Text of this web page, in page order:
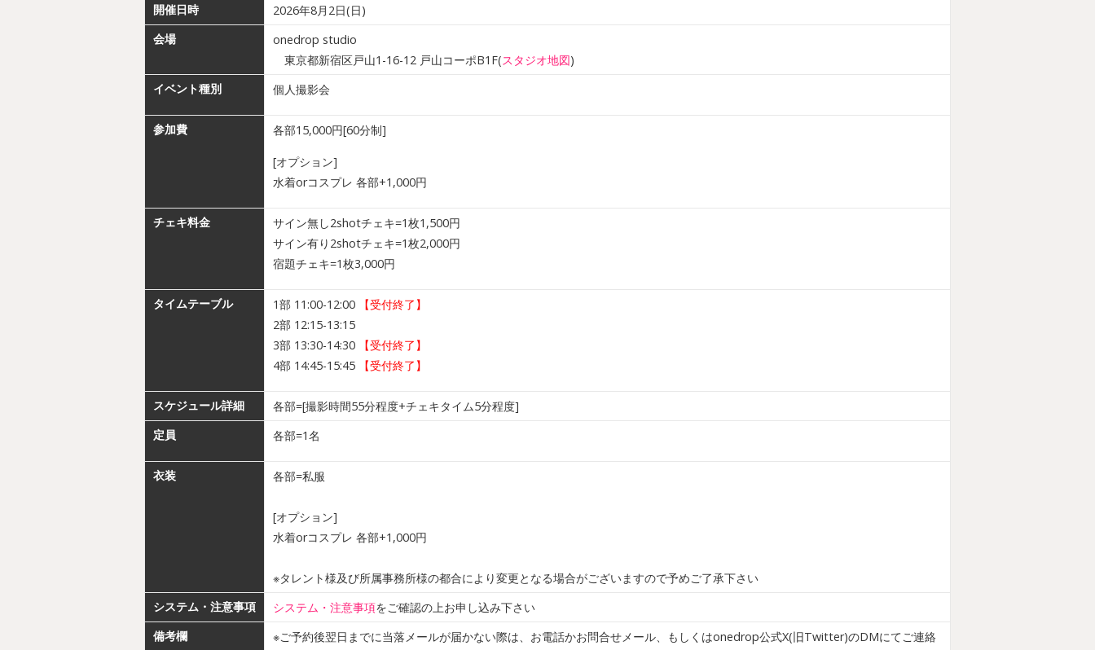
開催日時
2026年8月2日(日)
会場
onedrop studio
東京都新宿区戸山1-16-12 戸山コーポB1F(スタジオ地図)
イベント種別
個人撮影会
参加費 各部15,000円[60分制]
[オプション]
水着orコスプレ 各部+1,000円
チェキ料金
サイン無し2shotチェキ=1枚1,500円
サイン有り2shotチェキ=1枚2,000円
宿題チェキ=1枚3,000円
タイムテーブル 1部 11:00-12:00
【受付終了】
2部 12:15-13:15
3部 13:30-14:30
【受付終了】
4部 14:45-15:45
【受付終了】
スケジュール詳細
各部=[撮影時間55分程度+チェキタイム5分程度]
定員
各部=1名
衣装 各部=私服
[オプション]
水着orコスプレ 各部+1,000円
※タレント様及び所属事務所様の都合により変更となる場合がございますので予めご了承下さい
システム・注意事項
システム・注意事項をご確認の上お申し込み下さい
備考欄
※ご予約後翌日までに当落メールが届かない際は、お電話かお問合せメール、もしくはonedrop公式X(旧Twitter)のDMにてご連絡